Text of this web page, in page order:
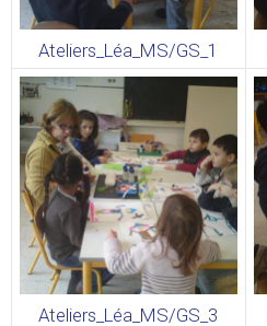
Ateliers_Léa_MS/GS_1
Ateliers_Léa_MS/GS_3